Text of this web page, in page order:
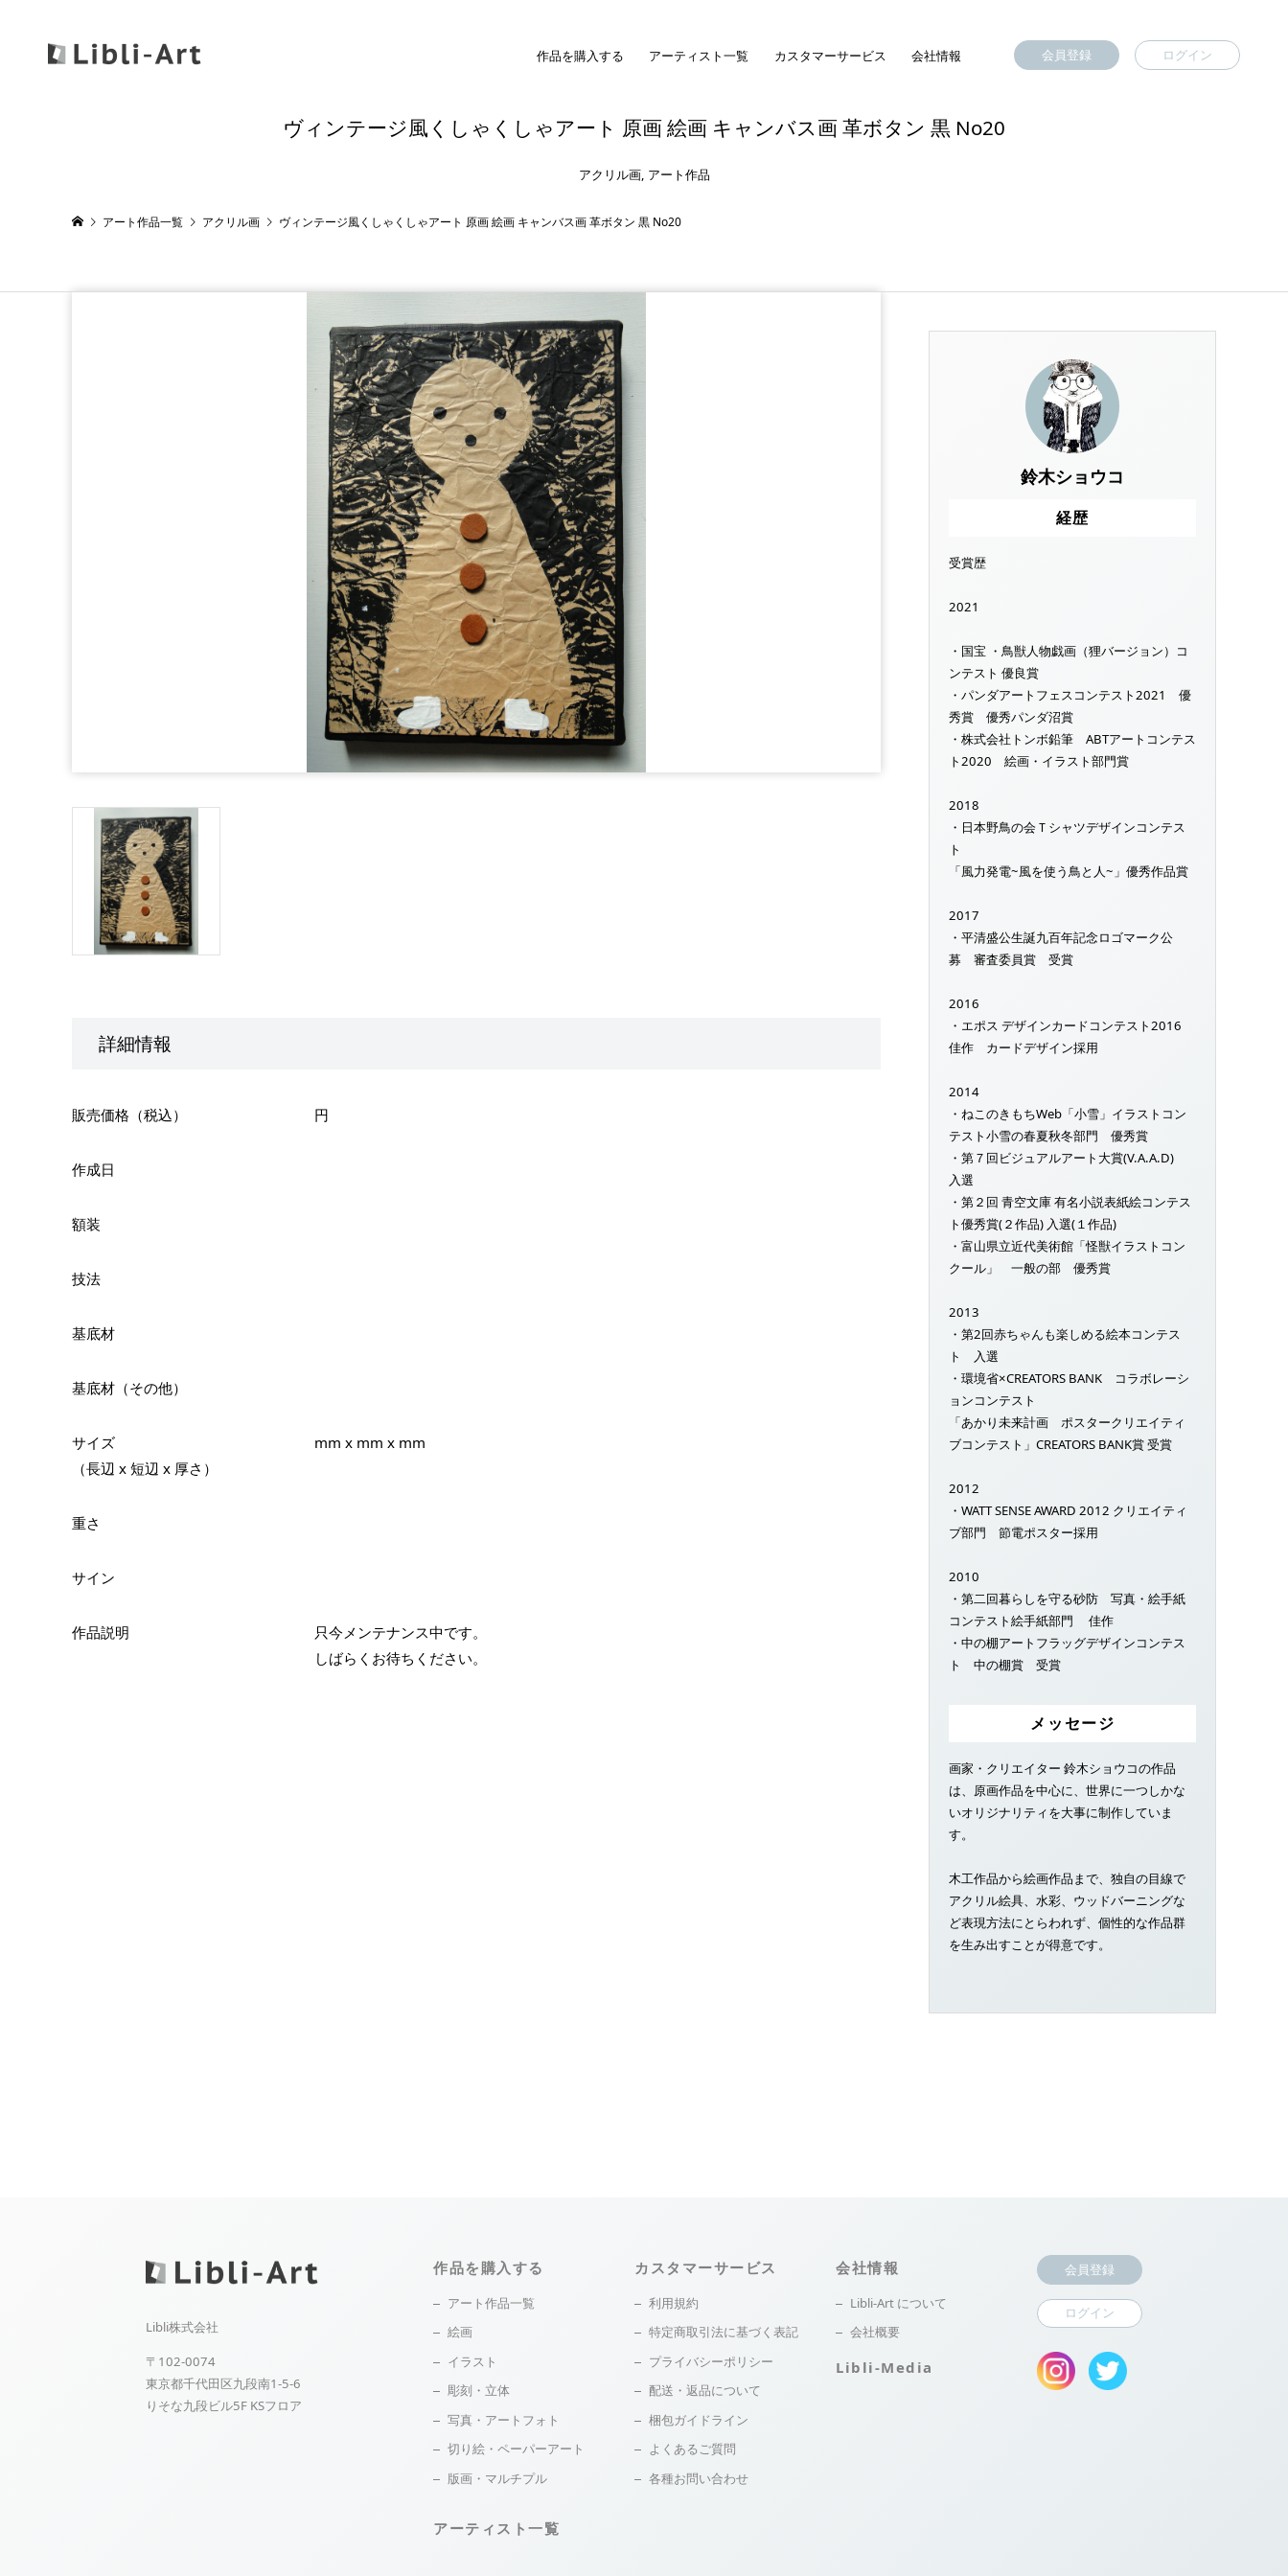
作品を購入する アーティスト一覧 カスタマーサービス 会社情報 会員登録 ログイン
ヴィンテージ風くしゃくしゃアート 原画 絵画 キャンバス画 革ボタン 黒 No20
アクリル画, アート作品
アート作品一覧 アクリル画 ヴィンテージ風くしゃくしゃアート 原画 絵画 キャンバス画 革ボタン 黒 No20
詳細情報
販売価格（税込） 円
作成日
額装
技法
基底材
基底材（その他）
サイズ
（長辺 x 短辺 x 厚さ）
mm x mm x mm
重さ
サイン
作品説明
只今メンテナンス中です。
しばらくお待ちください。
鈴木ショウコ
経歴
受賞歴
2021
・国宝 ・鳥獣人物戯画（狸バージョン）コ
ンテスト 優良賞
・パンダアートフェスコンテスト2021 優
秀賞 優秀パンダ沼賞
・株式会社トンボ鉛筆 ABTアートコンテス
ト2020 絵画・イラスト部門賞
2018
・日本野鳥の会Ｔシャツデザインコンテス
ト
「風力発電~風を使う鳥と人~」優秀作品賞
2017
・平清盛公生誕九百年記念ロゴマーク公
募 審査委員賞 受賞
2016
・エポス デザインカードコンテスト2016
佳作 カードデザイン採用
2014
・ねこのきもちWeb「小雪」イラストコン
テスト小雪の春夏秋冬部門 優秀賞
・第７回ビジュアルアート大賞(V.A.A.D)
入選
・第２回 青空文庫 有名小説表紙絵コンテス
ト優秀賞(２作品) 入選(１作品)
・富山県立近代美術館「怪獣イラストコン
クール」 一般の部 優秀賞
2013
・第2回赤ちゃんも楽しめる絵本コンテス
ト 入選
・環境省×CREATORS BANK コラボレーシ
ョンコンテスト
「あかり未来計画 ポスタークリエイティ
ブコンテスト」CREATORS BANK賞 受賞
2012
・WATT SENSE AWARD 2012 クリエイティ
ブ部門 節電ポスター採用
2010
・第二回暮らしを守る砂防 写真・絵手紙
コンテスト絵手紙部門 佳作
・中の棚アートフラッグデザインコンテス
ト 中の棚賞 受賞
メッセージ
画家・クリエイター 鈴木ショウコの作品
は、原画作品を中心に、世界に一つしかな
いオリジナリティを大事に制作していま
す。
木工作品から絵画作品まで、独自の目線で
アクリル絵具、水彩、ウッドバーニングな
ど表現方法にとらわれず、個性的な作品群
を生み出すことが得意です。
Libli株式会社
〒102-0074
東京都千代田区九段南1-5-6
りそな九段ビル5F KSフロア
作品を購入する
アート作品一覧
絵画
イラスト
彫刻・立体
写真・アートフォト
切り絵・ペーパーアート
版画・マルチプル
アーティスト一覧
カスタマーサービス
利用規約
特定商取引法に基づく表記
プライバシーポリシー
配送・返品について
梱包ガイドライン
よくあるご質問
各種お問い合わせ
会社情報
Libli-Art について
会社概要
Libli-Media
会員登録
ログイン